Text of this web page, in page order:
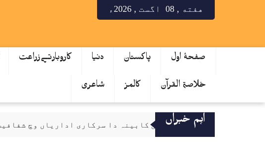
هفته , 08 اگست , 2026ء
صفحۂ اول پاکستان دنیا کاروبارتےزراعت
خلاصۃ القرآن کالمز شاعری
اہم خبراں
قائمہ کمیٹی کابینہ دا سرکاری اداریاں وچ